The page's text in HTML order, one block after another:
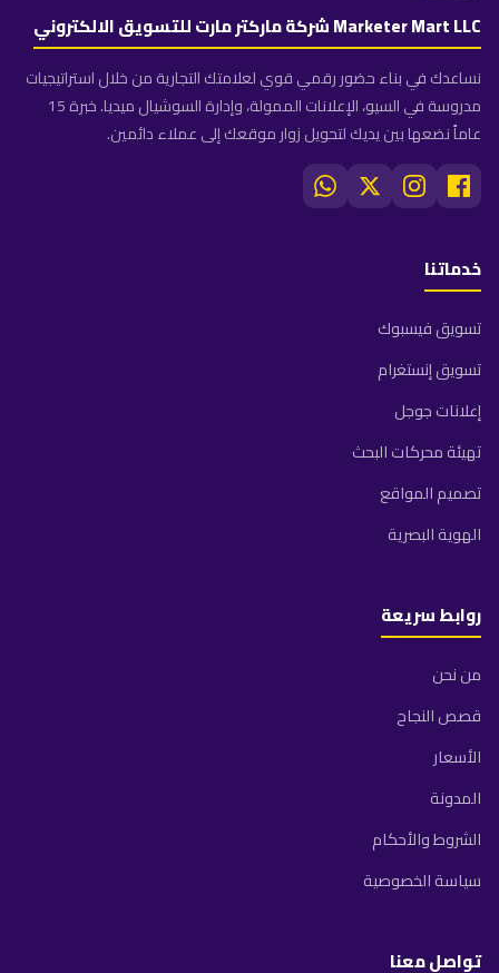
Marketer Mart LLC شركة ماركتر مارت للتسويق الالكتروني
نساعدك في بناء حضور رقمي قوي لعلامتك التجارية من خلال استراتيجيات
مدروسة في السيو، الإعلانات الممولة، وإدارة السوشيال ميديا. خبرة 15
عاماً نضعها بين يديك لتحويل زوار موقعك إلى عملاء دائمين.
خدماتنا
تسويق فيسبوك
تسويق إنستغرام
إعلانات جوجل
تهيئة محركات البحث
تصميم المواقع
الهوية البصرية
روابط سريعة
من نحن
قصص النجاح
الأسعار
المدونة
الشروط والأحكام
سياسة الخصوصية
تواصل معنا